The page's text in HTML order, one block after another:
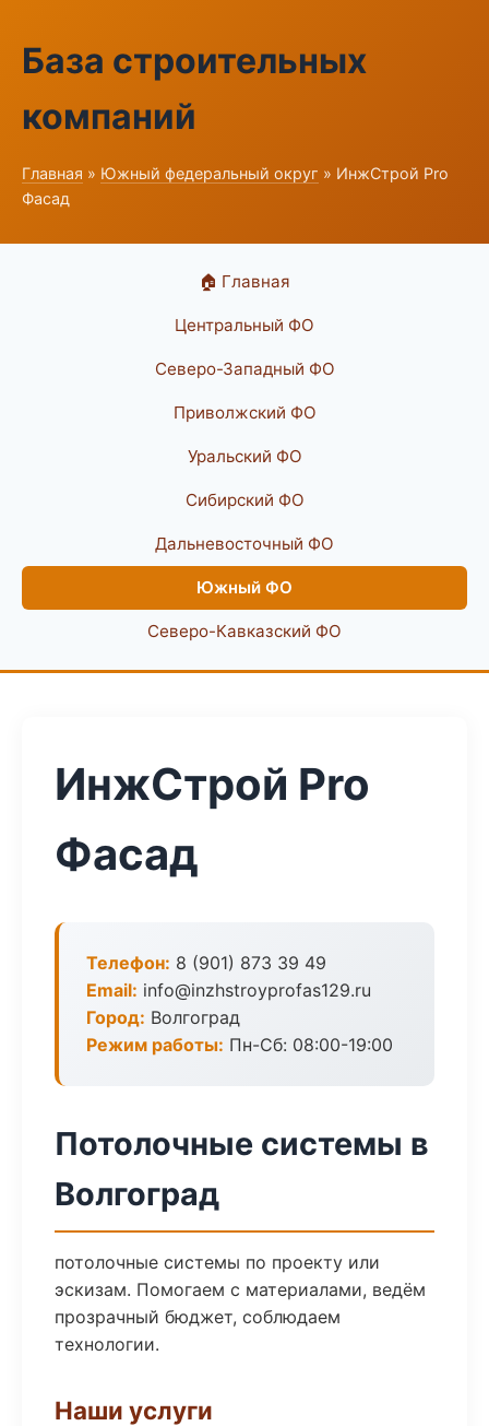
База строительных
компаний
Главная » Южный федеральный округ » ИнжСтрой Pro
Фасад
🏠 Главная
Центральный ФО
Северо-Западный ФО
Приволжский ФО
Уральский ФО
Сибирский ФО
Дальневосточный ФО
Южный ФО
Северо-Кавказский ФО
ИнжСтрой Pro
Фасад
Телефон: 8 (901) 873 39 49
Email: info@inzhstroyprofas129.ru
Город: Волгоград
Режим работы: Пн-Сб: 08:00-19:00
Потолочные системы в
Волгоград
потолочные системы по проекту или
эскизам. Помогаем с материалами, ведём
прозрачный бюджет, соблюдаем
технологии.
Наши услуги